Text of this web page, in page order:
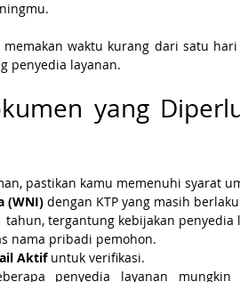
waktu kurang dari satu
penyedia layanan.
yang
pastikan kamu memenuhi syarat
(WNI) dengan KTP yang masih
tahun, tergantung kebijakan penyedia
nama pribadi pemohon.
Aktif untuk verifikasi.
penyedia layanan